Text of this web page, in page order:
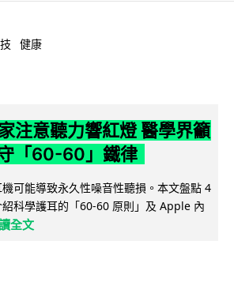
健康
注意聽力響紅燈 醫學界籲
「60-60」鐵律
可能導致永久性噪音性聽損。本文盤點 4
科學護耳的「60-60 原則」及 Apple 內
全文